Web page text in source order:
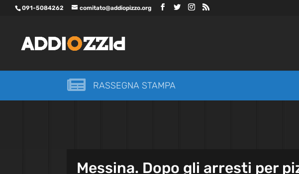
091-5084262 comitato@addiopizzo.org
 RASSEGNA STAMPA
Messina. Dopo gli arresti per